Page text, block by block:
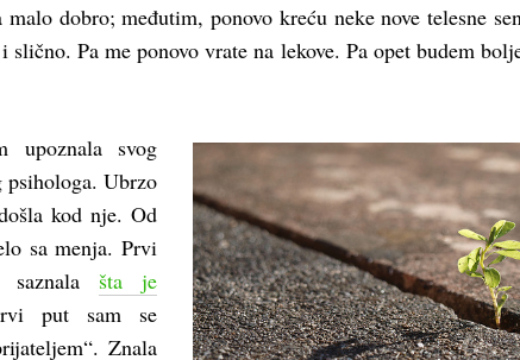
dobro; međutim, ponovo kreću neke nove telesne
slično. Pa me ponovo vrate na lekove. Pa opet budem
upoznala svog
psihologa. Ubrzo
kod nje. Od
sa menja. Prvi
saznalašta je
put sam se
Znala